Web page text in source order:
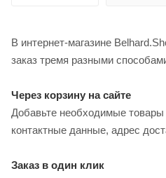
В интернет-магазине
заказ тремя разными
Через корзину на сайте
Добавьте необходимые товары
контактные данные, адрес
Заказ в один клик